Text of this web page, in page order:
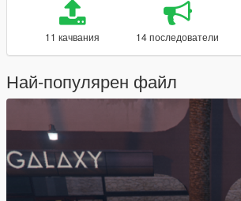
11 качвания 14 последователи
Най-популярен файл